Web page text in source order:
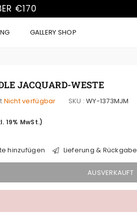
€170
GALLERY SHOP
JACQUARD-WESTE
Nicht verfügbar SKU :WY-1373MJM
19% MwSt.)
hinzufügen Lieferung & Rückgabe
AUSVERKAUFT